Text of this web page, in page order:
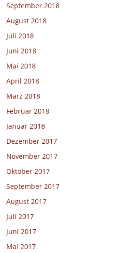
September 2018
August 2018
Juli 2018
Juni 2018
Mai 2018
April 2018
März 2018
Februar 2018
Januar 2018
Dezember 2017
November 2017
Oktober 2017
September 2017
August 2017
Juli 2017
Juni 2017
Mai 2017